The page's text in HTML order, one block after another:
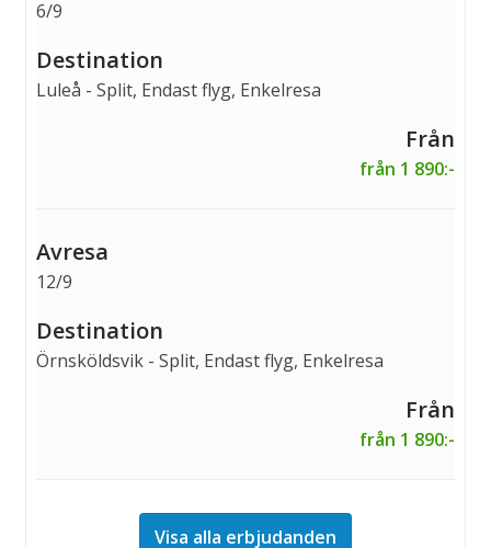
6/9
Luleå - Split, Endast flyg, Enkelresa
från 1 890:-
12/9
Örnsköldsvik - Split, Endast flyg, Enkelresa
från 1 890:-
Visa alla erbjudanden